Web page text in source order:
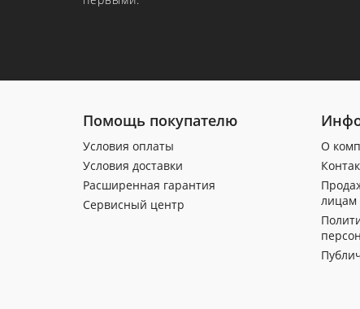
Помощь покупателю
Условия оплаты
Условия доставки
Расширенная гарантия
Сервисный центр
О
лицам